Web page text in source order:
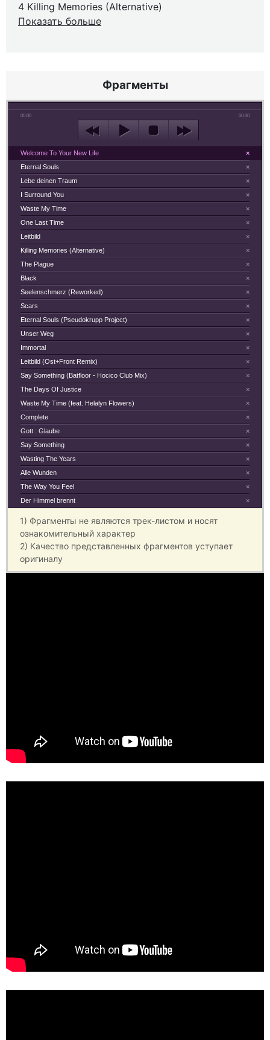
4 Killing Memories (Alternative)
Показать больше
Фрагменты
00:00 00:30
×
Welcome To Your New Life
×
Eternal Souls
×
Lebe deinen Traum
×
I Surround You
×
Waste My Time
×
One Last Time
×
Leitbild
×
Killing Memories (Alternative)
×
The Plague
×
Black
×
Seelenschmerz (Reworked)
×
Scars
×
Eternal Souls (Pseudokrupp Project)
×
Unser Weg
×
Immortal
×
Leitbild (Ost+Front Remix)
×
Say Something (Batfloor - Hocico Club Mix)
×
The Days Of Justice
×
Waste My Time (feat. Helalyn Flowers)
×
Complete
×
Gott : Glaube
×
Say Something
×
Wasting The Years
×
Alle Wunden
×
The Way You Feel
×
Der Himmel brennt
1) Фрагменты не являются трек-листом и носят
ознакомительный характер
2) Качество представленных фрагментов уступает
оригиналу